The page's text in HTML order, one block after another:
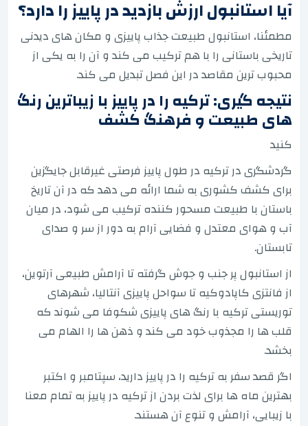
آیا استانبول ارزش بازدید در پاییز را دارد؟
مطمئنا، استانبول طبیعت جذاب پاییزی و مکان های دیدنی
تاریخی باستانی را با هم ترکیب می کند و آن را به یکی از
محبوب ترین مقاصد در این فصل تبدیل می کند.
نتیجه گیری: ترکیه را در پاییز با زیباترین رنگ
های طبیعت و فرهنگ کشف
کنید
گردشگری در ترکیه در طول پاییز فرصتی غیرقابل جایگزین
برای کشف کشوری به شما ارائه می دهد که در آن تاریخ
باستان با طبیعت مسحور کننده ترکیب می شود، در میان
آب و هوای معتدل و فضایی آرام به دور از سر و صدای
تابستان.
از استانبول پر جنب و جوش گرفته تا آرامش طبیعی آرتوین،
از فانتزی کاپادوکیه تا سواحل پاییزی آنتالیا، شهرهای
توریستی ترکیه با رنگ های پاییزی شکوفا می شوند که
قلب ها را مجذوب خود می کند و ذهن ها را الهام می
بخشد.
اگر قصد سفر به ترکیه را در پاییز دارید، سپتامبر و اکتبر
بهترین ماه ها برای لذت بردن از ترکیه در پاییز به تمام معنا
با زیبایی، آرامش و تنوع آن هستند.